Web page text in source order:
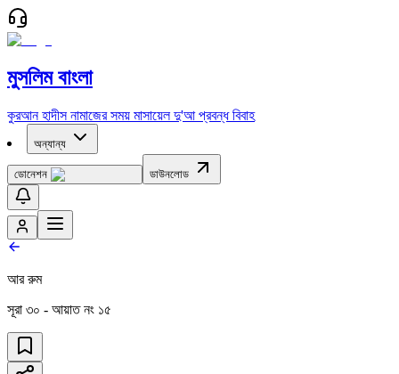
মুসলিম বাংলা
কুরআন হাদীস নামাজের সময় মাসায়েল দু'আ প্রবন্ধ বিবাহ
অন্যান্য
ডোনেশন ডাউনলোড
আর রুম
সূরা ৩০ - আয়াত নং ১৫